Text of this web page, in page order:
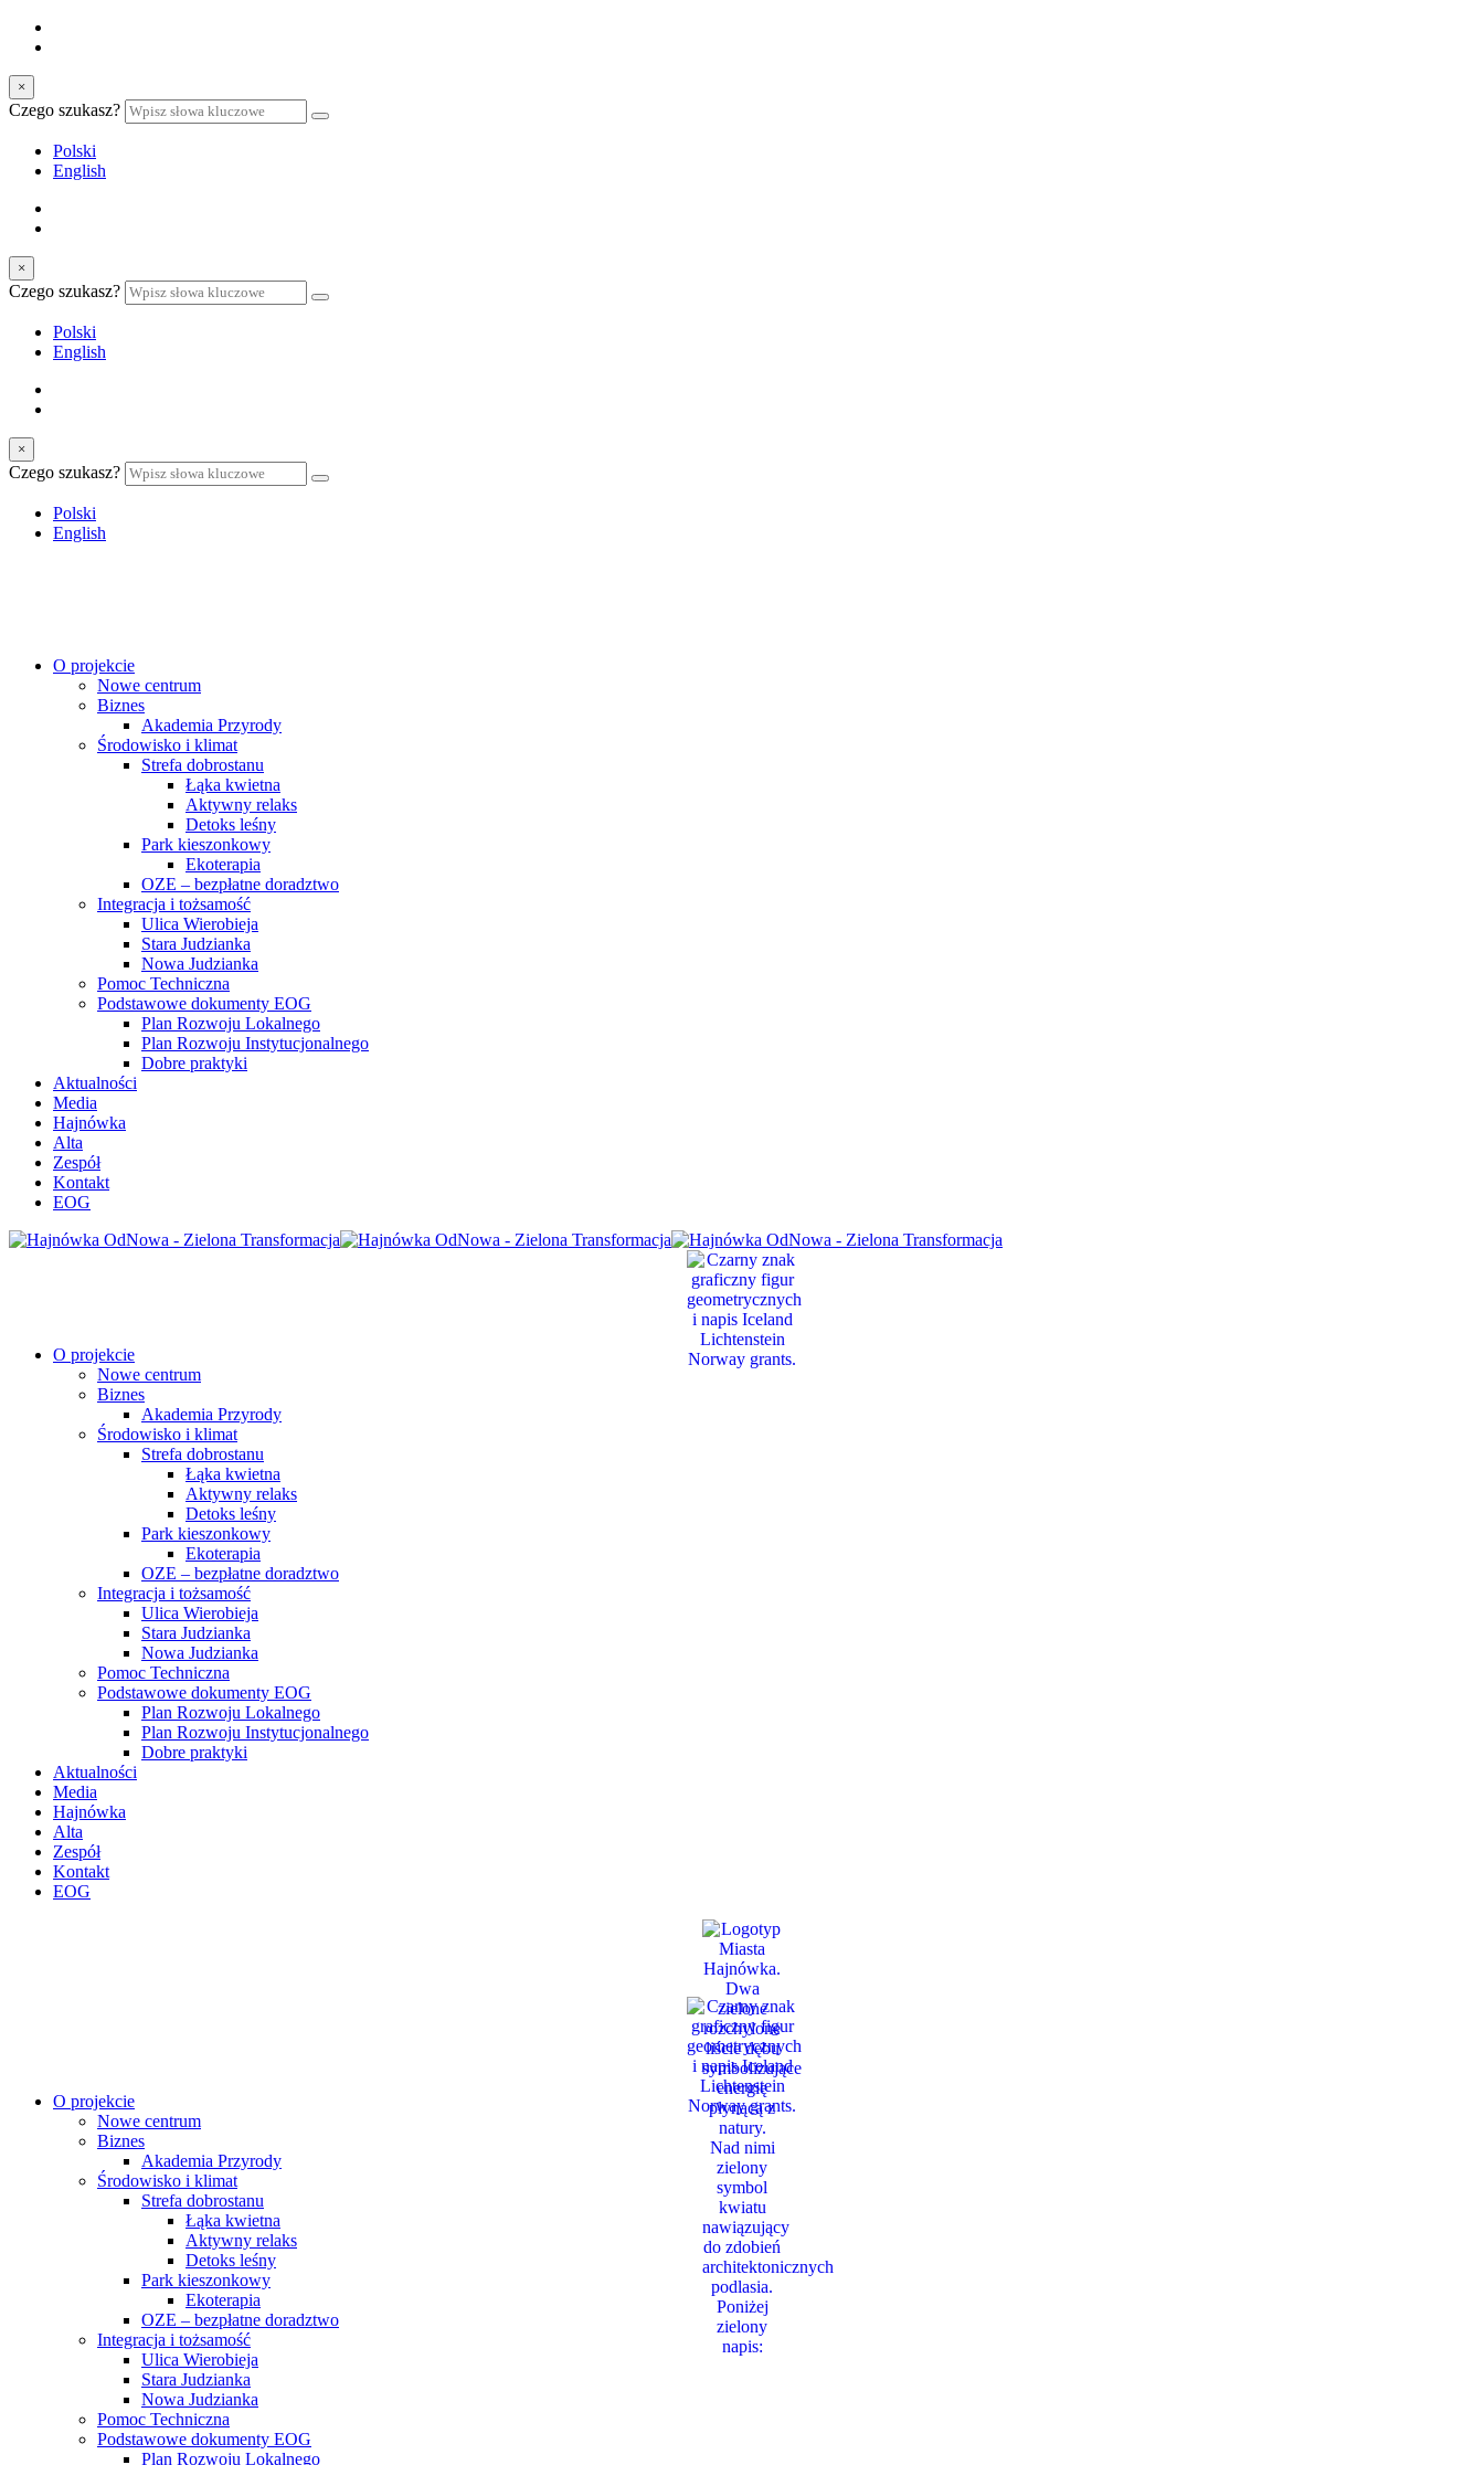
×
Czego szukasz?
Polski
English
×
Czego szukasz?
Polski
English
×
Czego szukasz?
Polski
English
O projekcie
Nowe centrum
Biznes
Akademia Przyrody
Środowisko i klimat
Strefa dobrostanu
Łąka kwietna
Aktywny relaks
Detoks leśny
Park kieszonkowy
Ekoterapia
OZE – bezpłatne doradztwo
Integracja i tożsamość
Ulica Wierobieja
Stara Judzianka
Nowa Judzianka
Pomoc Techniczna
Podstawowe dokumenty EOG
Plan Rozwoju Lokalnego
Plan Rozwoju Instytucjonalnego
Dobre praktyki
Aktualności
Media
Hajnówka
Alta
Zespół
Kontakt
EOG
O projekcie
Nowe centrum
Biznes
Akademia Przyrody
Środowisko i klimat
Strefa dobrostanu
Łąka kwietna
Aktywny relaks
Detoks leśny
Park kieszonkowy
Ekoterapia
OZE – bezpłatne doradztwo
Integracja i tożsamość
Ulica Wierobieja
Stara Judzianka
Nowa Judzianka
Pomoc Techniczna
Podstawowe dokumenty EOG
Plan Rozwoju Lokalnego
Plan Rozwoju Instytucjonalnego
Dobre praktyki
Aktualności
Media
Hajnówka
Alta
Zespół
Kontakt
EOG
O projekcie
Nowe centrum
Biznes
Akademia Przyrody
Środowisko i klimat
Strefa dobrostanu
Łąka kwietna
Aktywny relaks
Detoks leśny
Park kieszonkowy
Ekoterapia
OZE – bezpłatne doradztwo
Integracja i tożsamość
Ulica Wierobieja
Stara Judzianka
Nowa Judzianka
Pomoc Techniczna
Podstawowe dokumenty EOG
Plan Rozwoju Lokalnego